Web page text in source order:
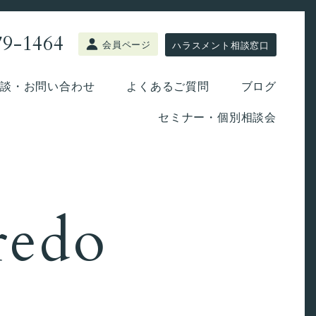
・お問い合わせ よくあるご質問
ブログ
セミナー・個別相談会
1464 会員ページ ハラスメント相談窓口